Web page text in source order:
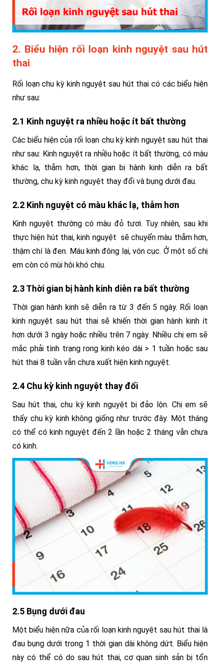
2. Biểu hiện rối loạn kinh nguyệt sau hút
thai
Rối loạn chu kỳ kinh nguyệt sau hút thai có các biểu hiện
như sau:
2.1 Kinh nguyệt ra nhiều hoặc ít bất thường
Các biểu hiện của rối loạn chu kỳ kinh nguyệt sau hút thai
như sau: Kinh nguyệt ra nhiều hoặc ít bất thường, có màu
khác lạ, thẫm hơn, thời gian bị hành kinh diễn ra bất
thường, chu kỳ kinh nguyệt thay đổi và bụng dưới đau.
2.2 Kinh nguyệt có màu khác lạ, thẫm hơn
Kinh nguyệt thường có màu đỏ tươi. Tuy nhiên, sau khi
thực hiện hút thai, kinh nguyệt sẽ chuyển màu thẫm hơn,
thậm chí là đen. Máu kinh đông lại, vón cục. Ở một số chị
em còn có mùi hôi khó chịu.
2.3 Thời gian bị hành kinh diễn ra bất thường
Thời gian hành kinh sẽ diễn ra từ 3 đến 5 ngày. Rối loạn
kinh nguyệt sau hút thai sẽ khiến thời gian hành kinh ít
hơn dưới 3 ngày hoặc nhiều trên 7 ngày. Nhiều chị em sẽ
mắc phải tình trạng rong kinh kéo dài > 1 tuần hoặc sau
hút thai 8 tuần vẫn chưa xuất hiện kinh nguyệt.
2.4 Chu kỳ kinh nguyệt thay đổi
Sau hút thai, chu kỳ kinh nguyệt bị đảo lộn. Chị em sẽ
thấy chu kỳ kinh không giống như trước đây. Một tháng
có thể có kinh nguyệt đến 2 lần hoặc 2 tháng vẫn chưa
có kinh.
2.5 Bụng dưới đau
Một biểu hiện nữa của rối loạn kinh nguyệt sau hút thai là
đau bụng dưới trong 1 thời gian dài không dứt. Biểu hiện
này có thể có do sau hút thai, cơ quan sinh sản bị tổn